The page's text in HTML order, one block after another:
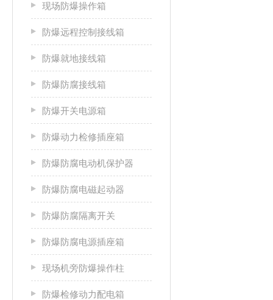
现场防爆操作箱
防爆远程控制接线箱
防爆就地接线箱
防爆防腐接线箱
防爆开关电源箱
防爆动力检修插座箱
防爆防腐电动机保护器
防爆防腐电磁起动器
防爆防腐隔离开关
防爆防腐电源插座箱
现场机旁防爆操作柱
防爆检修动力配电箱